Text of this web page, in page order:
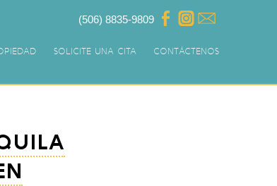
(506) 8835-9809
SOLICITE UNA CITA CONTÁCTENOS